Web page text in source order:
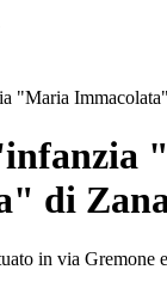
"Maria
di
in via Gremone